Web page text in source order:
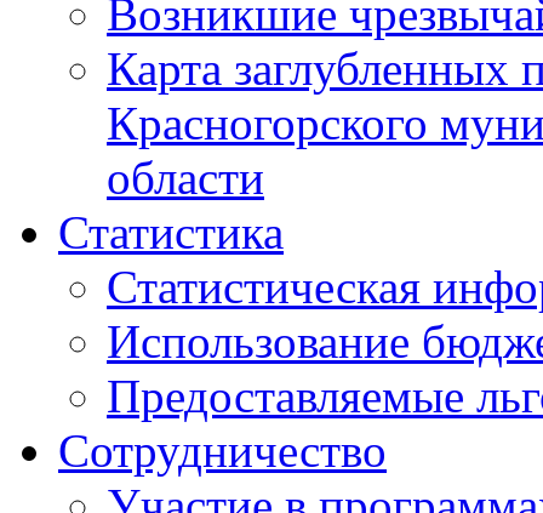
Возникшие
Карта
Красногорского
области
Статистика
Статистическая
Использование
Предоставляемые
Сотрудничество